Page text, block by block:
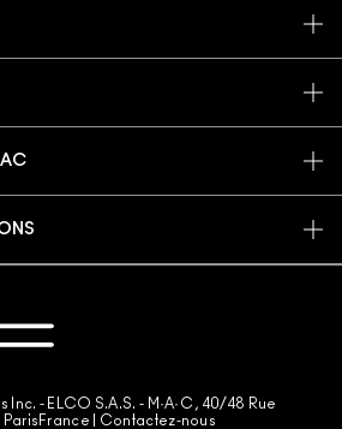
SURTAXÉ)
D'UTILISATION
DE VENTE
- ELCO S.A.S. - M·A·C , 40/48 Rue
| Contactez-nous